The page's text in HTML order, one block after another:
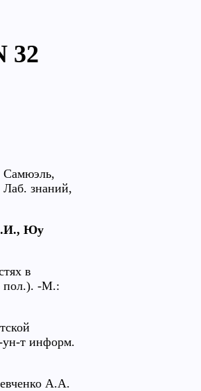
32
Самюэль,
знаний,
Юу
в
пол.). -М.:
ун-т информ.
А.А.